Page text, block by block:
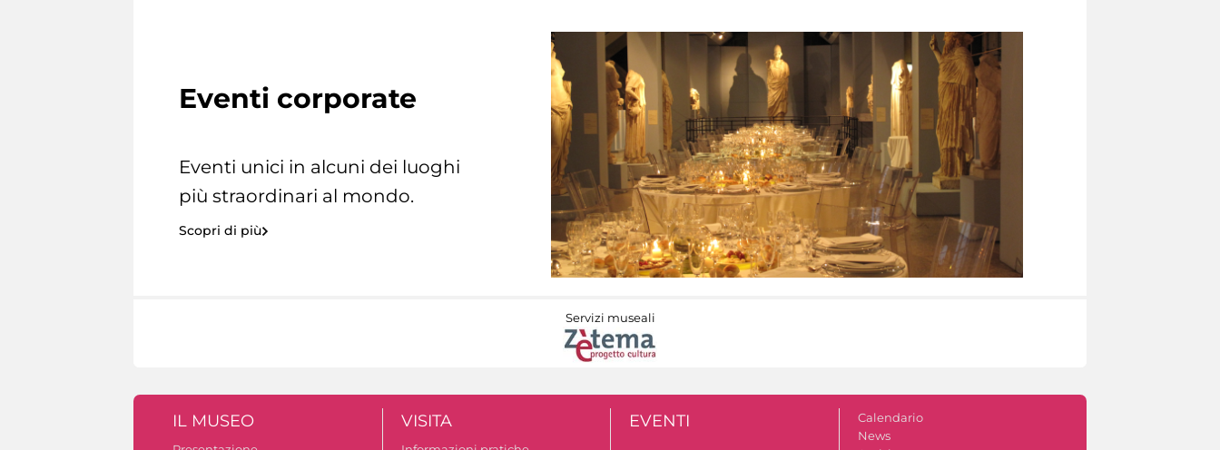
Eventi corporate
Eventi unici in alcuni dei luoghi
più straordinari al mondo.
Scopri di più
Servizi museali
IL MUSEO VISITA EVENTI
Calendario
News